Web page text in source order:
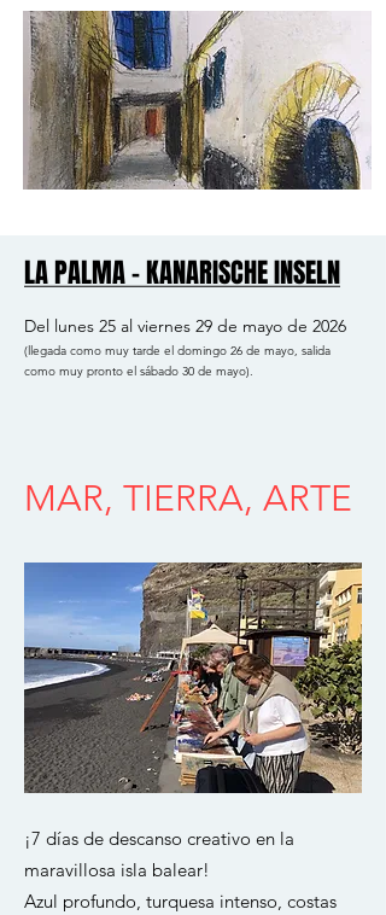
LA PALMA - KANARISCHE INSELN
LA PALMA - KANARISCHE INSELN
Del lunes 25 al viernes 29 de mayo de 2026
(llegada como muy tarde el domingo 26 de mayo, salida
como muy pronto el sábado 30 de mayo).
MAR, TIERRA, ARTE
¡7 días de descanso creativo en la
maravillosa isla balear!
Azul profundo, turquesa intenso, costas